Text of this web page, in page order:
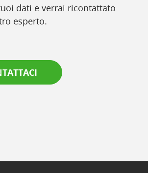
dati e verrai ricontattato
esperto.